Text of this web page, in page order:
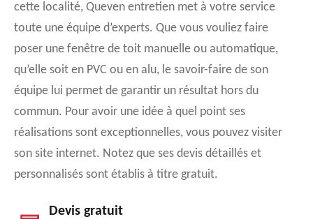
cette localité, Queven entretien met à votre service
toute une équipe d’experts. Que vous vouliez faire
poser une fenêtre de toit manuelle ou automatique,
qu’elle soit en PVC ou en alu, le savoir-faire de son
équipe lui permet de garantir un résultat hors du
commun. Pour avoir une idée à quel point ses
réalisations sont exceptionnelles, vous pouvez visiter
son site internet. Notez que ses devis détaillés et
personnalisés sont établis à titre gratuit.
Devis gratuit